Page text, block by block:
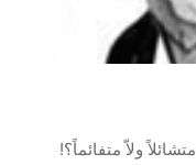
ولاّ متفائماً؟!